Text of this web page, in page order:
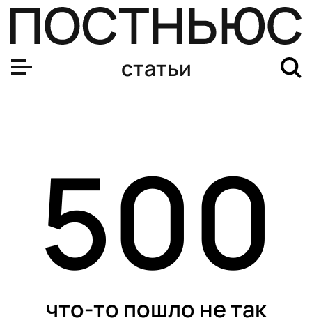
статьи
500
что-то пошло не так